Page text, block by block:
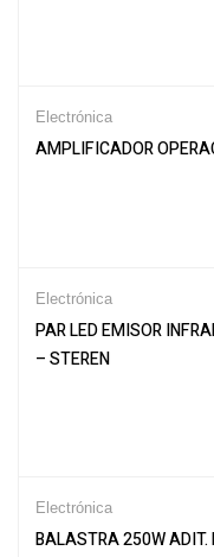
Electrónica
AMPLIFICADOR
Electrónica
PAR LED EMISOR
– STEREN
Electrónica
BALASTRA 250W